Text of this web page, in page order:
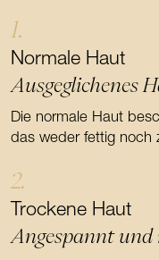
1.
Normale Haut
Ausgeglichenes
Die normale Haut
das weder fettig noch
2.
Trockene Haut
Angespannt und